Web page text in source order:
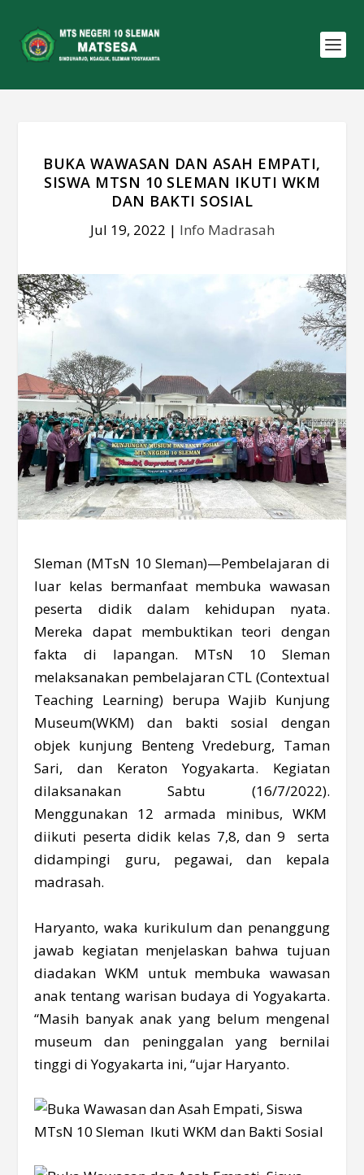
BUKA WAWASAN DAN ASAH EMPATI,
SISWA MTSN 10 SLEMAN IKUTI WKM
DAN BAKTI SOSIAL
Jul 19, 2022 | Info Madrasah
Sleman (MTsN 10 Sleman)—Pembelajaran di
luar kelas bermanfaat membuka wawasan
peserta didik dalam kehidupan nyata.
Mereka dapat membuktikan teori dengan
fakta di lapangan. MTsN 10 Sleman
melaksanakan pembelajaran CTL (Contextual
Teaching Learning) berupa Wajib Kunjung
Museum(WKM) dan bakti sosial dengan
objek kunjung Benteng Vredeburg, Taman
Sari, dan Keraton Yogyakarta. Kegiatan
dilaksanakan Sabtu (16/7/2022).
Menggunakan 12 armada minibus, WKM
diikuti peserta didik kelas 7,8, dan 9 serta
didampingi guru, pegawai, dan kepala
madrasah.
Haryanto, waka kurikulum dan penanggung
jawab kegiatan menjelaskan bahwa tujuan
diadakan WKM untuk membuka wawasan
anak tentang warisan budaya di Yogyakarta.
“Masih banyak anak yang belum mengenal
museum dan peninggalan yang bernilai
tinggi di Yogyakarta ini, “ujar Haryanto.